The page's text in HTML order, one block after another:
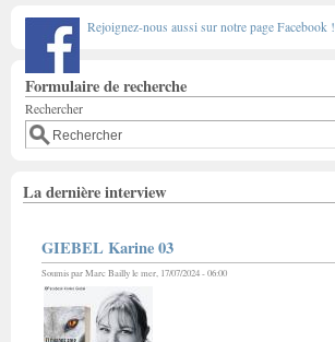
Rejoignez-nous aussi sur notre page Facebook !
Formulaire de recherche
Rechercher
La dernière interview
GIEBEL Karine 03
Soumis parMarc Baillyle mer, 17/07/2024 - 06:00